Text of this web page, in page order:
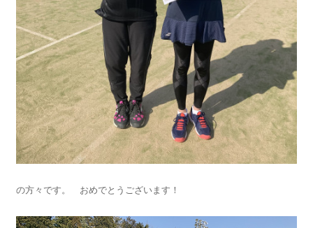
の方々です。 おめでとうございます！